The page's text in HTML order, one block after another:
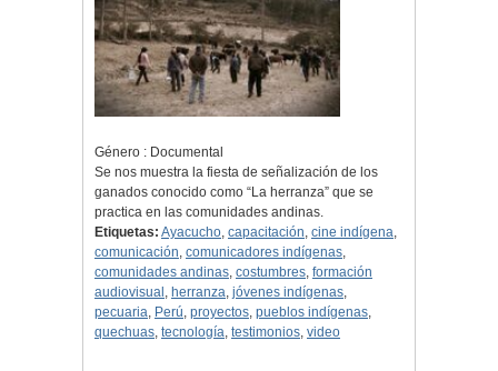
Género : Documental
Se nos muestra la fiesta de señalización de los
ganados conocido como “La herranza” que se
practica en las comunidades andinas.
Etiquetas: Ayacucho, capacitación, cine indígena,
comunicación, comunicadores indígenas,
comunidades andinas, costumbres, formación
audiovisual , herranza, jóvenes indígenas,
pecuaria, Perú, proyectos, pueblos indígenas,
quechuas, tecnología, testimonios, video